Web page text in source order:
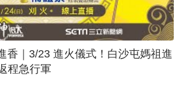
香｜3/23 進火儀式！白沙屯媽祖進
程急行軍